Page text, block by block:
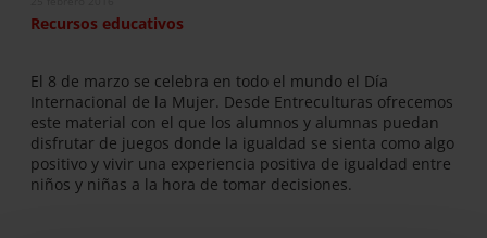
Recursos educativos
El 8 de marzo se celebra en todo el mundo el Día
Internacional de la Mujer. Desde Entreculturas ofrecemos
este material con el que los alumnos y alumnas puedan
disfrutar de juegos donde la igualdad se sienta como algo
positivo y vivir una experiencia positiva de igualdad entre
niños y niñas a la hora de tomar decisiones.